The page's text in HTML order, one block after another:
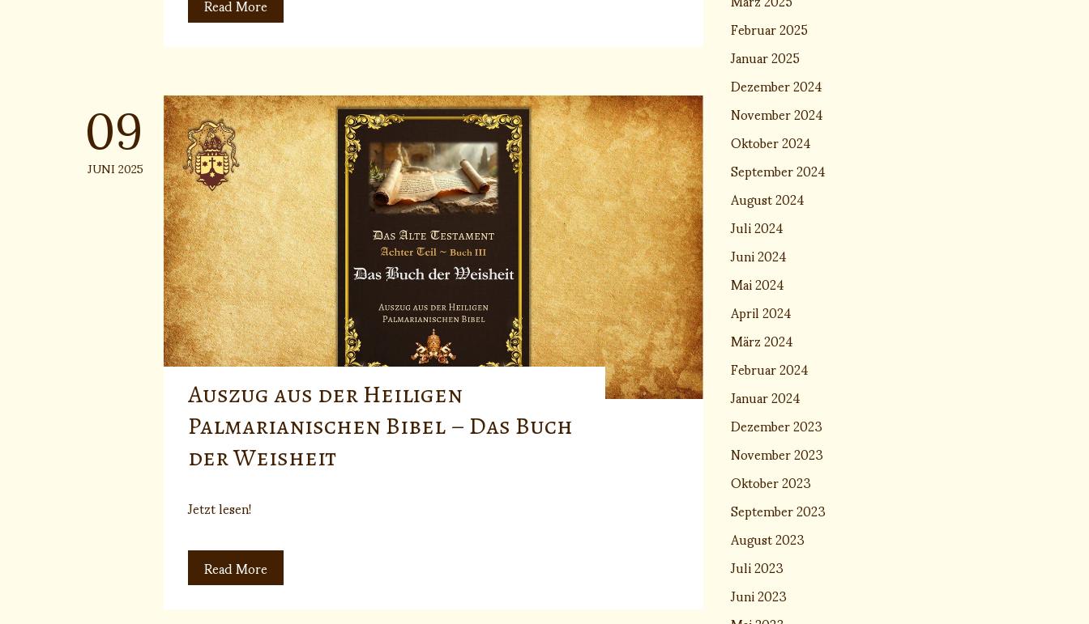
09
JUNI 2025
Auszug aus der Heiligen
Palmarianischen Bibel – Das Buch
der Weisheit
Jetzt lesen!
Read More
Februar 2025
Januar 2025
Dezember 2024
November 2024
Oktober 2024
September 2024
August 2024
Juli 2024
Juni 2024
Mai 2024
April 2024
März 2024
Februar 2024
Januar 2024
Dezember 2023
November 2023
Oktober 2023
September 2023
August 2023
Juli 2023
Juni 2023